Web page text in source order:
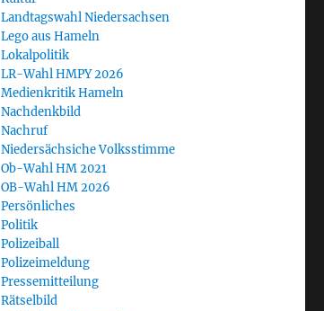
Landtagswahl Niedersachsen
Lego aus Hameln
Lokalpolitik
LR-Wahl HMPY 2026
Medienkritik Hameln
Nachdenkbild
Nachruf
Niedersächsiche Volksstimme
Ob-Wahl HM 2021
OB-Wahl HM 2026
Persönliches
Politik
Polizeiball
Polizeimeldung
Pressemitteilung
Rätselbild